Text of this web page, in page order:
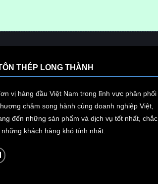
THÉP LONG THÀNH
vị hàng đầu Việt Nam trong lĩnh vực phân phối
châm song hành cùng doanh nghiệp Việt,
đến những sản phẩm và dịch vụ tốt nhất, chắc
khách hàng khó tính nhất.